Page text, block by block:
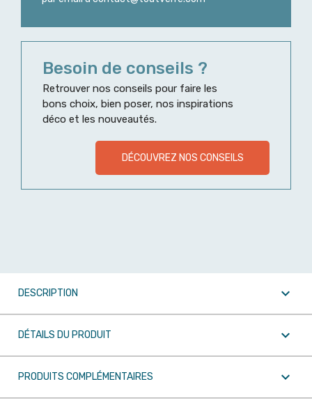
Besoin de conseils ?
Retrouver nos conseils pour faire les
bons choix, bien poser, nos inspirations
déco et les nouveautés.
DÉCOUVREZ NOS CONSEILS
DESCRIPTION 
DÉTAILS DU PRODUIT 
PRODUITS COMPLÉMENTAIRES 